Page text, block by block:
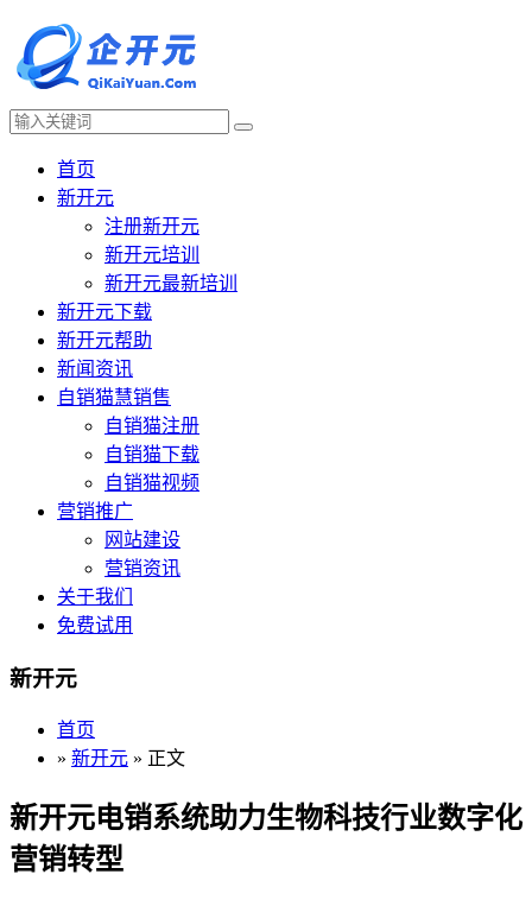
首页
新开元
注册新开元
新开元培训
新开元最新培训
新开元下载
新开元帮助
新闻资讯
自销猫慧销售
自销猫注册
自销猫下载
自销猫视频
营销推广
网站建设
营销资讯
关于我们
免费试用
新开元
首页
» 新开元 » 正文
新开元电销系统助力生物科技行业数字化
营销转型